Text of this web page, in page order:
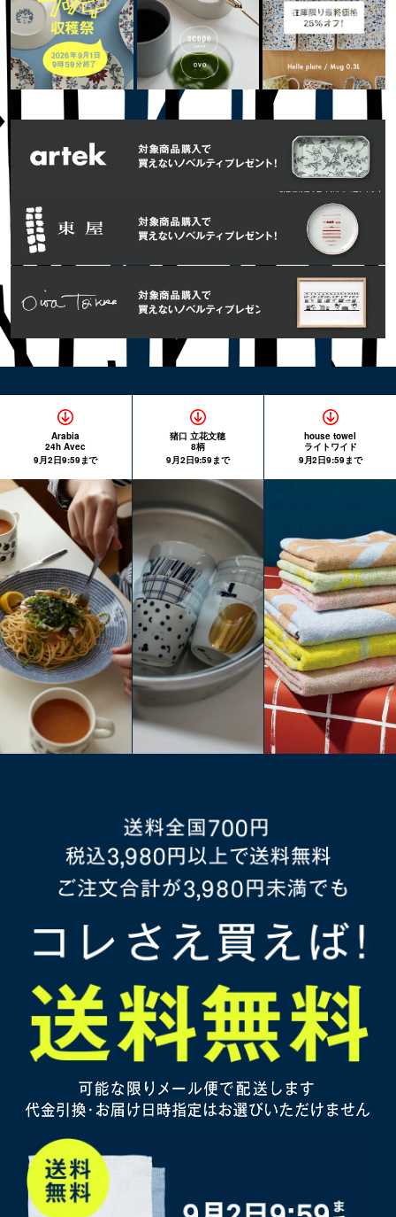
Arabia
24h Avec
9月2日9:59まで
猪口 立花文穂
8柄
9月2日9:59まで
house towel
ライトワイド
9月2日9:59まで